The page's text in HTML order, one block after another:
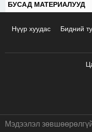
БУСАД МАТЕРИАЛУУД
Нүүр хуудас Бидний
Мэдээлэл